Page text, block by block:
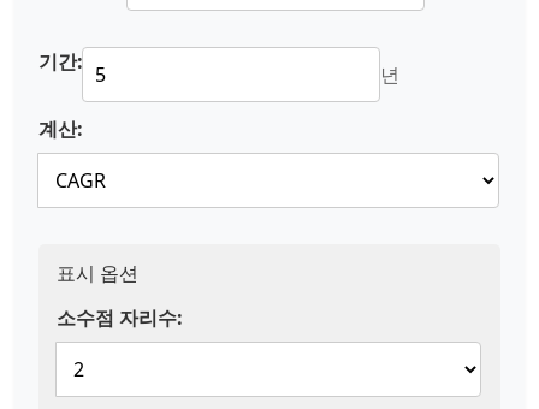
기간: 년
계산:
표시 옵션
소수점 자리수: